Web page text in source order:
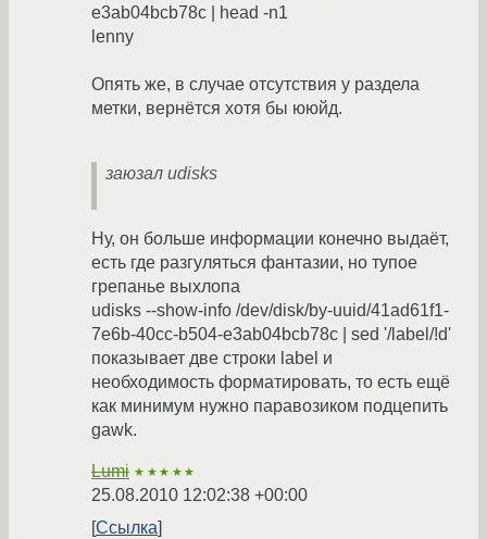
e3ab04bcb78c | head -n1
lenny
Опять же, в случае отсутствия у раздела
метки, вернётся хотя бы ююйд.
заюзал udisks
Ну, он больше информации конечно выдаёт,
есть где разгуляться фантазии, но тупое
грепанье выхлопа
udisks --show-info /dev/disk/by-uuid/41ad61f1-
7e6b-40cc-b504-e3ab04bcb78c | sed '/label/!d'
показывает две строки label и
необходимость форматировать, то есть ещё
как минимум нужно паравозиком подцепить
gawk.
Lumi ★★★★★
25.08.2010 12:02:38 +00:00
Ссылка